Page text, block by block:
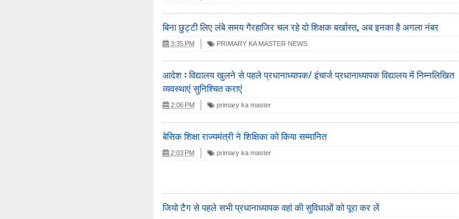
बिना छुट्टी लिए लंबे समय गैरहाजिर चल रहे दो शिक्षक बर्खास्त, अब इनका है अगला नंबर
3:35 PM PRIMARY KA MASTER NEWS
आदेश : विद्यालय खुलने से पहले प्रधानाध्यापक/ इंचार्ज प्रधानाध्यापक विद्यालय में निम्नलिखित
व्यवस्थाएं सुनिश्चित कराएं
2:06 PM primary ka master
बेसिक शिक्षा राज्यमंत्री ने शिक्षिका को किया सम्मानित
2:03 PM primary ka master
जियो टैग से पहले सभी प्रधानाध्यापक वहां की सुविधाओं को पूरा कर लें